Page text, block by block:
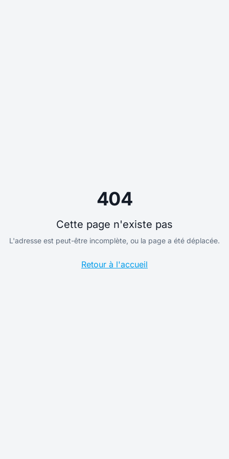
404
Cette page n'existe pas
L'adresse est peut-être incomplète, ou la page a été déplacée.
Retour à l'accueil